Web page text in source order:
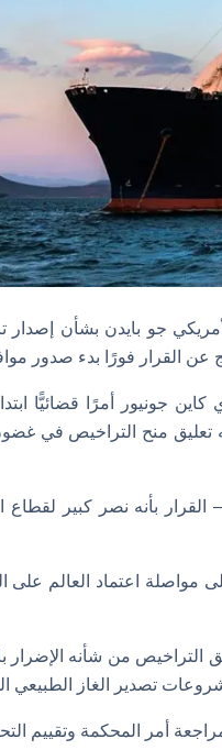
جو بايدن بشأن إصدار
عن القرار فورًا بدء صدور
جونيور أمرًا قضائيًّا
بفرضه تعليق منح التراخيص في
بأنه نصر كبير لقطاع
مواصلة اعتماد العالم على
التراخيص من شأنه الإضرار
تصدير الغاز الطبيعي
أمر المحكمة وتقييم